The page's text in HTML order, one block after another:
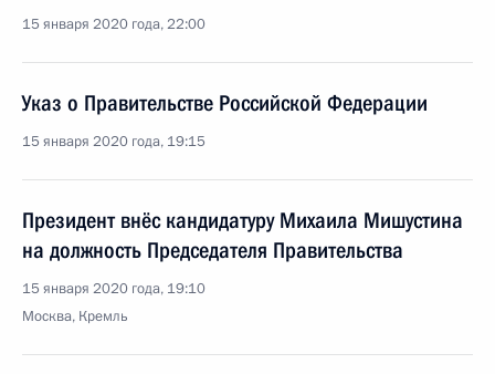
15 января 2020 года, 22:00
Указ о Правительстве Российской Федерации
15 января 2020 года, 19:15
Президент внёс кандидатуру Михаила Мишустина
на должность Председателя Правительства
15 января 2020 года, 19:10
Москва, Кремль